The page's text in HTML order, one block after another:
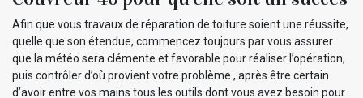
Afin que vous travaux de réparation de toiture soient une réussite,
quelle que son étendue, commencez toujours par vous assurer
que la météo sera clémente et favorable pour réaliser l’opération,
puis contrôler d’où provient votre problème., après être certain
d’avoir entre vos mains tous les outils dont vous avez besoin pour